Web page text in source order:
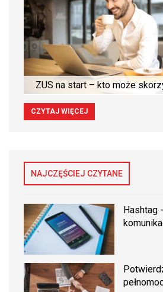
ZUS na start – kto może
CZYTAJ WIĘCEJ
NAJCZĘŚCIEJ CZYTANE
Hashtag